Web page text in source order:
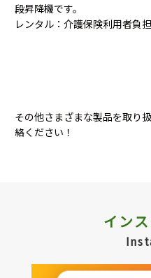
段昇降機です。
レンタル：介護保険利用者負
その他さまざまな製品を取り
絡ください！
イン